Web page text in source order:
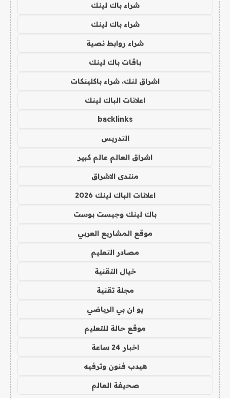
شراء باك لينك
شراء باك لينك
شراء روابط نصية
باقات باك لينك
اشراق لنك، شراء باكلينكات
اعلانات الباك لينك
backlinks
التدريس
اشراق العالم عالم كبير
منتدى الاشراق
اعلانات الباك لينك 2026
باك لينك وجيست بوست
موقع المشاريع العربي
مصادر التعليم
خيال التقنية
مجلة تقنية
يو ان بي الرياضي
موقع حالة للتعليم
اخبار 24 ساعة
هيدب فنون وترفيه
صحيفة العالم